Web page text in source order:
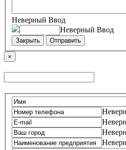
Неверный Ввод
Неверный Ввод
Закрыть Отправить
×